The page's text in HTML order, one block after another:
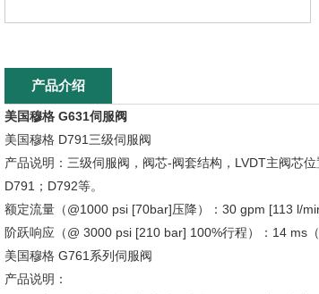
产品介绍
美国穆格 G631伺服阀
美国穆格 D791三级伺服阀
产品说明：三级伺服阀，阀芯-阀套结构，LVDT主阀芯
D791；D792等。
额定流量（@1000 psi [70bar]压降）：30 gpm [113 l/
阶跃响应（@ 3000 psi [210 bar] 100%行程）：14 ms
美国穆格 G761系列伺服阀
产品说明：